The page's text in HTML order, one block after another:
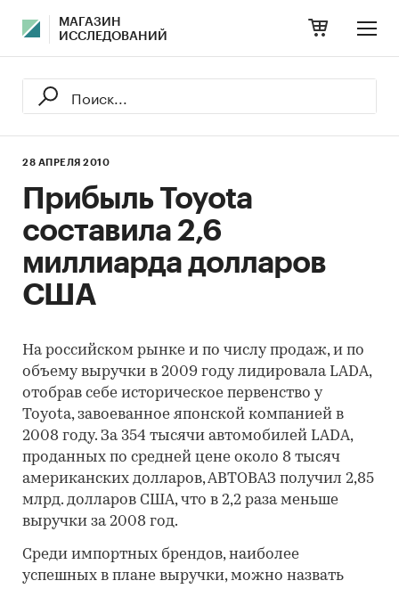
МАГАЗИН
ИССЛЕДОВАНИЙ
28 АПРЕЛЯ 2010
Прибыль Toyota
составила 2,6
миллиарда долларов
США
На российском рынке и по числу продаж, и по
объему выручки в 2009 году лидировала LADA,
отобрав себе историческое первенство у
Toyota, завоеванное японской компанией в
2008 году. За 354 тысячи автомобилей LADA,
проданных по средней цене около 8 тысяч
американских долларов, АВТОВАЗ получил 2,85
млрд. долларов США, что в 2,2 раза меньше
выручки за 2008 год.
Среди импортных брендов, наиболее
успешных в плане выручки, можно назвать